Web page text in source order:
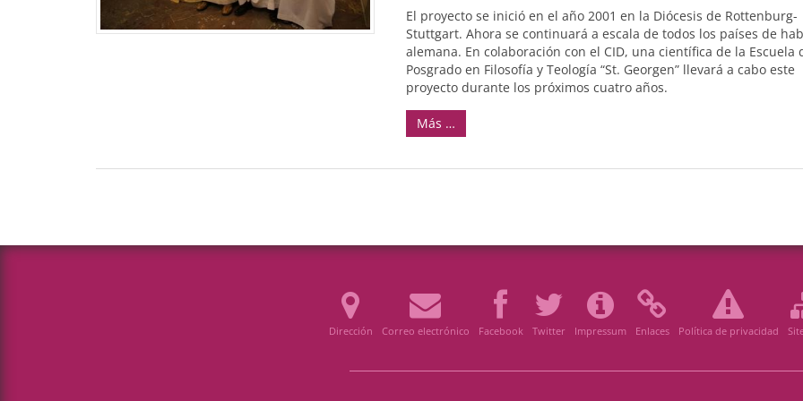
El proyecto se inició en el año 2001 en la Diócesis de Rottenburg-
Stuttgart. Ahora se continuará a escala de todos los países de
alemana. En colaboración con el CID, una científica de la Escuela
Posgrado en Filosofía y Teología “St. Georgen” llevará a cabo este
proyecto durante los próximos cuatro años.
Más …
Dirección Correo electrónico Facebook Twitter Impressum Enlaces Política de privacidad